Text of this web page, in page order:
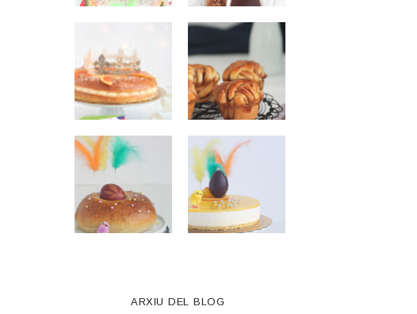
ARXIU DEL BLOG